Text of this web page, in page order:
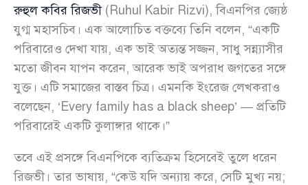
রুহুল কবির রিজভী(Ruhul Kabir Rizvi), বিএনপির জ্যেষ্ঠ
যুগ্ম মহাসচিব। এক আলোচিত বক্তব্যে তিনি বলেন, “একটি
পরিবারেও দেখা যায়, এক ভাই অত্যন্ত সজ্জন, সাধু সন্ন্যাসীর
মতো জীবন যাপন করেন, আরেক ভাই অপরাধ জগতের সঙ্গে
যুক্ত। এটি সমাজের বাস্তব চিত্র। এমনকি ইংরেজ লেখকরাও
বলেছেন, ‘Every family has a black sheep’ — প্রতিটি
পরিবারেই একটি কুলাঙ্গার থাকে।”
তবে এই প্রসঙ্গে বিএনপিকে ব্যতিক্রম হিসেবেই তুলে ধরেন
রিজভী। তার ভাষায়, “কেউ যদি অন্যায় করে, সেটি মুখ্য নয়;